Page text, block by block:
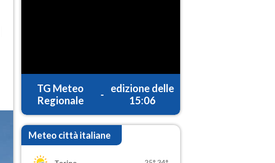
TG Meteo
Regionale
-
edizione delle
15:06
Meteo città italiane